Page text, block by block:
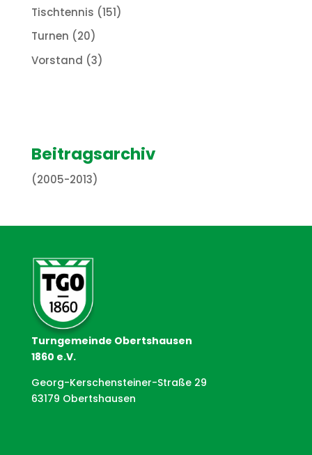
Tischtennis (151)
Turnen (20)
Vorstand (3)
Beitragsarchiv
(2005-2013)
Turngemeinde Obertshausen
1860 e.V.
Georg-Kerschensteiner-Straße 29
63179 Obertshausen